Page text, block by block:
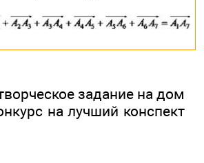
задание на дом
на лучший конспект